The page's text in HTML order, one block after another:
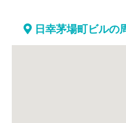
日幸茅場町ビルの